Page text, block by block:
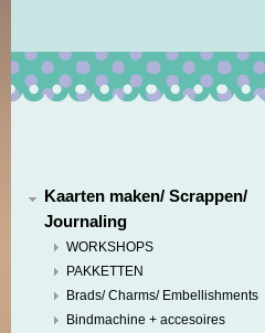
Kaarten maken/ Scrappen/
Journaling
WORKSHOPS
PAKKETTEN
Brads/ Charms/ Embellishments
Bindmachine + accesoires